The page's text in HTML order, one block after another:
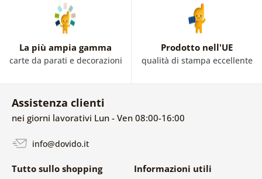
La più ampia gamma
carte da parati e decorazioni
Prodotto nell'UE
qualità di stampa eccellente
Assistenza clienti
nei giorni lavorativi Lun - Ven 08:00-16:00
info@dovido.it
Tutto sullo shopping Informazioni utili